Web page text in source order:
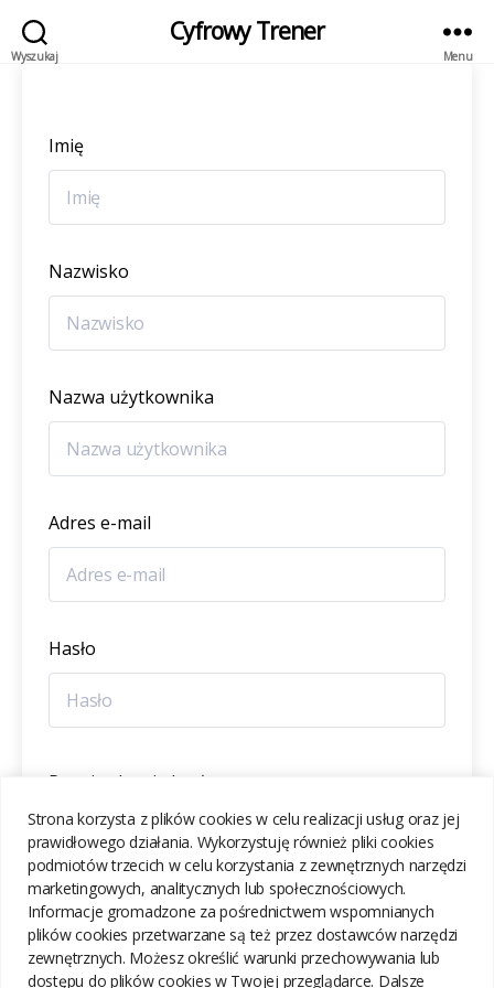
Strona korzysta z plików cookies w celu realizacji usług oraz jej
prawidłowego działania. Wykorzystuję również pliki cookies
podmiotów trzecich w celu korzystania z zewnętrznych narzędzi
marketingowych, analitycznych lub społecznościowych.
Informacje gromadzone za pośrednictwem wspomnianych
plików cookies przetwarzane są też przez dostawców narzędzi
zewnętrznych. Możesz określić warunki przechowywania lub
dostępu do plików cookies w Twojej przeglądarce. Dalsze
Wyszukaj
Cyfrowy Trener
Menu
Imię
Nazwisko
Nazwa użytkownika
Adres e-mail
Hasło
Potwierdzenie hasła
ZAREJESTRUJ SIĘ